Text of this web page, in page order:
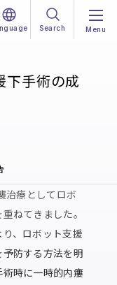
Search Menu
下手術の成
治療としてロボ
ねてきました。
、ロボット支援
防する方法を明
時に一時的内瘻